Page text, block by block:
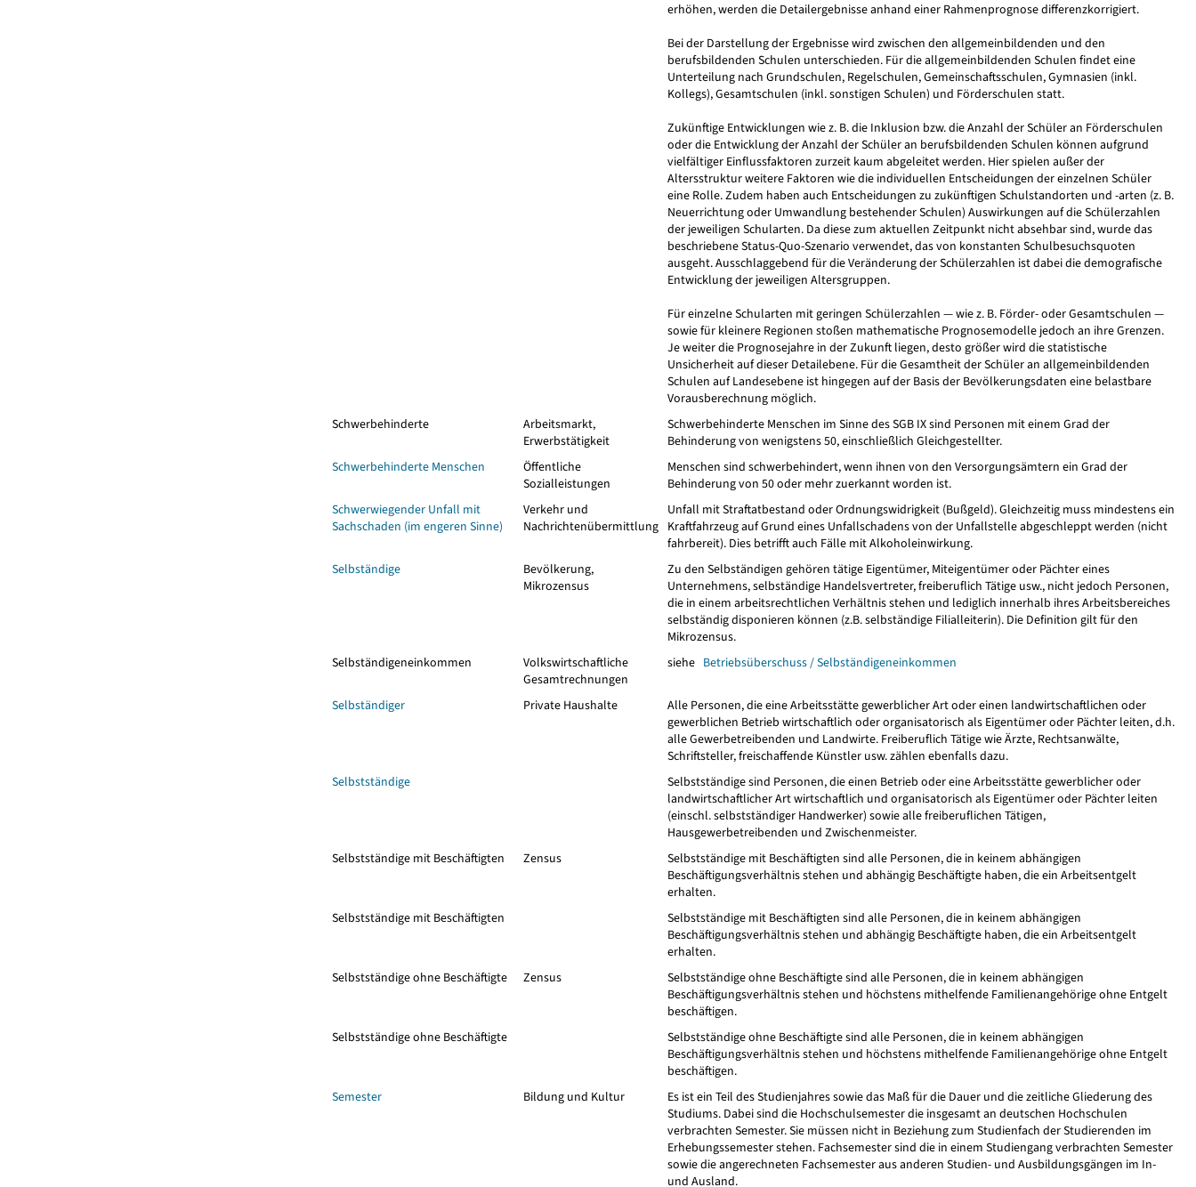
erhöhen, werden die Detailergebnisse anhand einer Rahmenprognose differenzkorrigiert.
Bei der Darstellung der Ergebnisse wird zwischen den allgemeinbildenden und den
berufsbildenden Schulen unterschieden. Für die allgemeinbildenden Schulen findet eine
Unterteilung nach Grundschulen, Regelschulen, Gemeinschaftsschulen, Gymnasien (inkl.
Kollegs), Gesamtschulen (inkl. sonstigen Schulen) und Förderschulen statt.
Zukünftige Entwicklungen wie z. B. die Inklusion bzw. die Anzahl der Schüler an Förderschulen
oder die Entwicklung der Anzahl der Schüler an berufsbildenden Schulen können aufgrund
vielfältiger Einflussfaktoren zurzeit kaum abgeleitet werden. Hier spielen außer der
Altersstruktur weitere Faktoren wie die individuellen Entscheidungen der einzelnen Schüler
eine Rolle. Zudem haben auch Entscheidungen zu zukünftigen Schulstandorten und -arten (z. B.
Neuerrichtung oder Umwandlung bestehender Schulen) Auswirkungen auf die Schülerzahlen
der jeweiligen Schularten. Da diese zum aktuellen Zeitpunkt nicht absehbar sind, wurde das
beschriebene Status-Quo-Szenario verwendet, das von konstanten Schulbesuchsquoten
ausgeht. Ausschlaggebend für die Veränderung der Schülerzahlen ist dabei die demografische
Entwicklung der jeweiligen Altersgruppen.
Für einzelne Schularten mit geringen Schülerzahlen — wie z. B. Förder- oder Gesamtschulen —
sowie für kleinere Regionen stoßen mathematische Prognosemodelle jedoch an ihre Grenzen.
Je weiter die Prognosejahre in der Zukunft liegen, desto größer wird die statistische
Unsicherheit auf dieser Detailebene. Für die Gesamtheit der Schüler an allgemeinbildenden
Schulen auf Landesebene ist hingegen auf der Basis der Bevölkerungsdaten eine belastbare
Vorausberechnung möglich.
Schwerbehinderte
Arbeitsmarkt,
Erwerbstätigkeit
Schwerbehinderte Menschen im Sinne des SGB IX sind Personen mit einem Grad der
Behinderung von wenigstens 50, einschließlich Gleichgestellter.
Schwerbehinderte Menschen
Öffentliche
Sozialleistungen
Menschen sind schwerbehindert, wenn ihnen von den Versorgungsämtern ein Grad der
Behinderung von 50 oder mehr zuerkannt worden ist.
Schwerwiegender Unfall mit
Sachschaden (im engeren Sinne)
Verkehr und
Nachrichtenübermittlung
Unfall mit Straftatbestand oder Ordnungswidrigkeit (Bußgeld). Gleichzeitig muss mindestens ein
Kraftfahrzeug auf Grund eines Unfallschadens von der Unfallstelle abgeschleppt werden (nicht
fahrbereit). Dies betrifft auch Fälle mit Alkoholeinwirkung.
Selbständige
Bevölkerung,
Mikrozensus
Zu den Selbständigen gehören tätige Eigentümer, Miteigentümer oder Pächter eines
Unternehmens, selbständige Handelsvertreter, freiberuflich Tätige usw., nicht jedoch Personen,
die in einem arbeitsrechtlichen Verhältnis stehen und lediglich innerhalb ihres Arbeitsbereiches
selbständig disponieren können (z.B. selbständige Filialleiterin). Die Definition gilt für den
Mikrozensus.
Selbständigeneinkommen
Volkswirtschaftliche
Gesamtrechnungen
siehe Betriebsüberschuss / Selbständigeneinkommen
Selbständiger Private Haushalte
Alle Personen, die eine Arbeitsstätte gewerblicher Art oder einen landwirtschaftlichen oder
gewerblichen Betrieb wirtschaftlich oder organisatorisch als Eigentümer oder Pächter leiten, d.h.
alle Gewerbetreibenden und Landwirte. Freiberuflich Tätige wie Ärzte, Rechtsanwälte,
Schriftsteller, freischaffende Künstler usw. zählen ebenfalls dazu.
Selbstständige
Selbstständige sind Personen, die einen Betrieb oder eine Arbeitsstätte gewerblicher oder
landwirtschaftlicher Art wirtschaftlich und organisatorisch als Eigentümer oder Pächter leiten
(einschl. selbstständiger Handwerker) sowie alle freiberuflichen Tätigen,
Hausgewerbetreibenden und Zwischenmeister.
Selbstständige mit Beschäftigten
Zensus
Selbstständige mit Beschäftigten sind alle Personen, die in keinem abhängigen
Beschäftigungsverhältnis stehen und abhängig Beschäftigte haben, die ein Arbeitsentgelt
erhalten.
Selbstständige mit Beschäftigten
Selbstständige mit Beschäftigten sind alle Personen, die in keinem abhängigen
Beschäftigungsverhältnis stehen und abhängig Beschäftigte haben, die ein Arbeitsentgelt
erhalten.
Selbstständige ohne Beschäftigte
Zensus
Selbstständige ohne Beschäftigte sind alle Personen, die in keinem abhängigen
Beschäftigungsverhältnis stehen und höchstens mithelfende Familienangehörige ohne Entgelt
beschäftigen.
Selbstständige ohne Beschäftigte
Selbstständige ohne Beschäftigte sind alle Personen, die in keinem abhängigen
Beschäftigungsverhältnis stehen und höchstens mithelfende Familienangehörige ohne Entgelt
beschäftigen.
Semester
Bildung und Kultur
Es ist ein Teil des Studienjahres sowie das Maß für die Dauer und die zeitliche Gliederung des
Studiums. Dabei sind die Hochschulsemester die insgesamt an deutschen Hochschulen
verbrachten Semester. Sie müssen nicht in Beziehung zum Studienfach der Studierenden im
Erhebungssemester stehen. Fachsemester sind die in einem Studiengang verbrachten Semester
sowie die angerechneten Fachsemester aus anderen Studien- und Ausbildungsgängen im In-
und Ausland.